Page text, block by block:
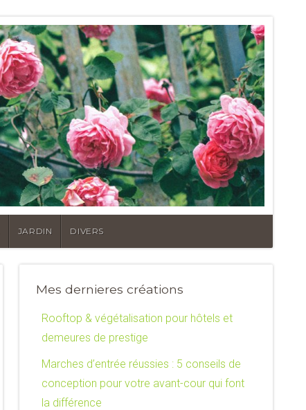
JARDIN DIVERS
Mes dernieres créations
Rooftop & végétalisation pour hôtels et
demeures de prestige
Marches d’entrée réussies : 5 conseils de
conception pour votre avant-cour qui font
la différence